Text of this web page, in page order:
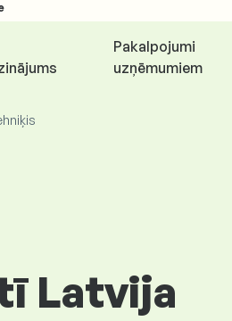
Pakalpojumi
uzņēmumiem
Latvija